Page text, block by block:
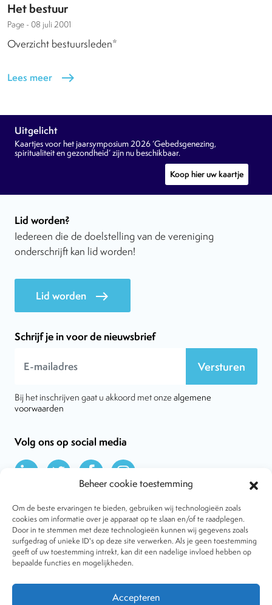
Beheer cookie toestemming
Om de beste ervaringen te bieden, gebruiken wij technologieën zoals
cookies om informatie over je apparaat op te slaan en/of te raadplegen.
Door in te stemmen met deze technologieën kunnen wij gegevens zoals
surfgedrag of unieke ID's op deze site verwerken. Als je geen toestemming
geeft of uw toestemming intrekt, kan dit een nadelige invloed hebben op
bepaalde functies en mogelijkheden.
Accepteren
Het bestuur
Page - 08 juli 2001
Overzicht bestuursleden*
Lees meer east
Uitgelicht
Kaartjes voor het jaarsymposium 2026 ‘Gebedsgenezing,
spiritualiteit en gezondheid’ zijn nu beschikbaar.
Koop hier uw kaartje
Lid worden?
Iedereen die de doelstelling van de vereniging
onderschrijft kan lid worden!
Lid worden east
Schrijf je in voor de nieuwsbrief
Versturen
Bij het inschrijven gaat u akkoord met onze algemene
voorwaarden
Volg ons op social media
Over VtdK
Contact
Nieuws
Behandelwijzen
Dossiers